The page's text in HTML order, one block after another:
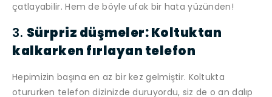
çatlayabilir. Hem de böyle ufak bir hata yüzünden!
3. Sürpriz düşmeler: Koltuktan
kalkarken fırlayan telefon
Hepimizin başına en az bir kez gelmiştir. Koltukta
otururken telefon dizinizde duruyordu, siz de o an dalıp